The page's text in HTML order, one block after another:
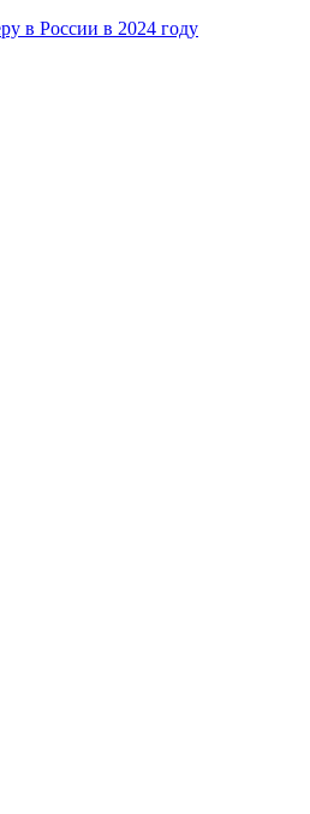
в России в 2024 году